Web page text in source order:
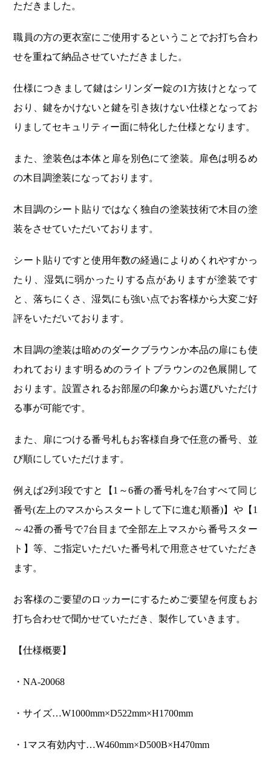
ただきました。
職員の方の更衣室にご使用するということでお打ち合わ
せを重ねて納品させていただきました。
仕様につきまして鍵はシリンダー錠の1方抜けとなって
おり、鍵をかけないと鍵を引き抜けない仕様となってお
りましてセキュリティー面に特化した仕様となります。
また、塗装色は本体と扉を別色にて塗装。扉色は明るめ
の木目調塗装になっております。
木目調のシート貼りではなく独自の塗装技術で木目の塗
装をさせていただいております。
シート貼りですと使用年数の経過によりめくれやすかっ
たり、湿気に弱かったりする点がありますが塗装です
と、落ちにくさ、湿気にも強い点でお客様から大変ご好
評をいただいております。
木目調の塗装は暗めのダークブラウンか本品の扉にも使
われております明るめのライトブラウンの2色展開して
おります。設置されるお部屋の印象からお選びいただけ
る事が可能です。
また、扉につける番号札もお客様自身で任意の番号、並
び順にしていただけます。
例えば2列3段ですと【1～6番の番号札を7台すべて同じ
番号(左上のマスからスタートして下に進む順番)】や【1
～42番の番号で7台目まで全部左上マスから番号スター
ト】等、ご指定いただいた番号札で用意させていただき
ます。
お客様のご要望のロッカーにするためご要望を何度もお
打ち合わせで聞かせていただき、製作していきます。
【仕様概要】
・NA-20068
・サイズ…W1000mm×D522mm×H1700mm
・1マス有効内寸…W460mm×D500B×H470mm